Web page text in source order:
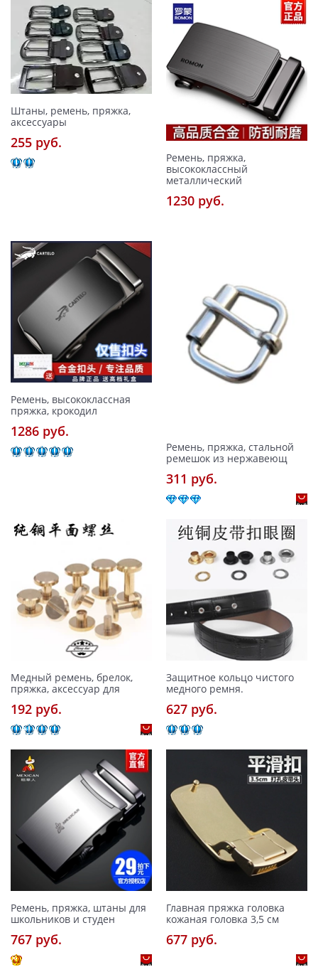
Штаны, ремень, пряжка,
аксессуары
255 pуб.
Ремень, пряжка,
высококлассный
металлический
1230 pуб.
Ремень, высококлассная
пряжка, крокодил
1286 pуб.
Ремень, пряжка, стальной
ремешок из нержавеющ
311 pуб.
Медный ремень, брелок,
пряжка, аксессуар для
192 pуб.
Защитное кольцо чистого
медного ремня.
627 pуб.
Ремень, пряжка, штаны для
школьников и студен
767 pуб.
Главная пряжка головка
кожаная головка 3,5 см
677 pуб.